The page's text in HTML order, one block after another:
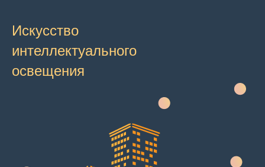
Искусство
интеллектуального
освещения